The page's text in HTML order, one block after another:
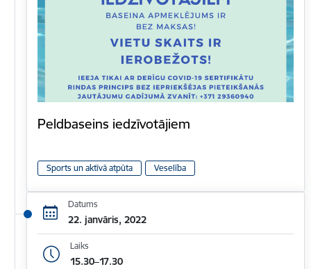
Peldbaseins iedzīvotājiem
Sports un aktīvā atpūta Veselība
Datums
22. janvāris, 2022
Laiks
15.30–17.30